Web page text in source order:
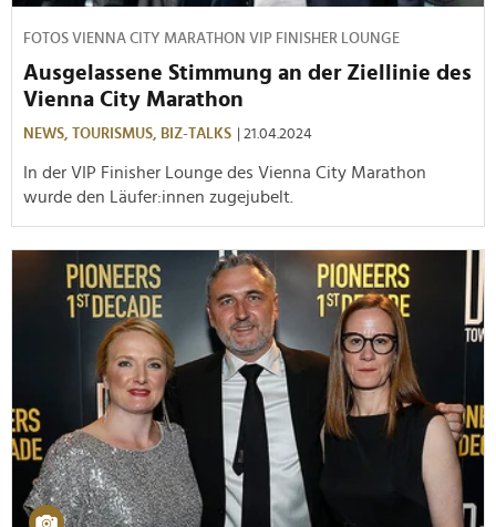
FOTOS VIENNA CITY MARATHON VIP FINISHER LOUNGE
Ausgelassene Stimmung an der Ziellinie des
Vienna City Marathon
NEWS, TOURISMUS, BIZ-TALKS | 21.04.2024
In der VIP Finisher Lounge des Vienna City Marathon
wurde den Läufer:innen zugejubelt.